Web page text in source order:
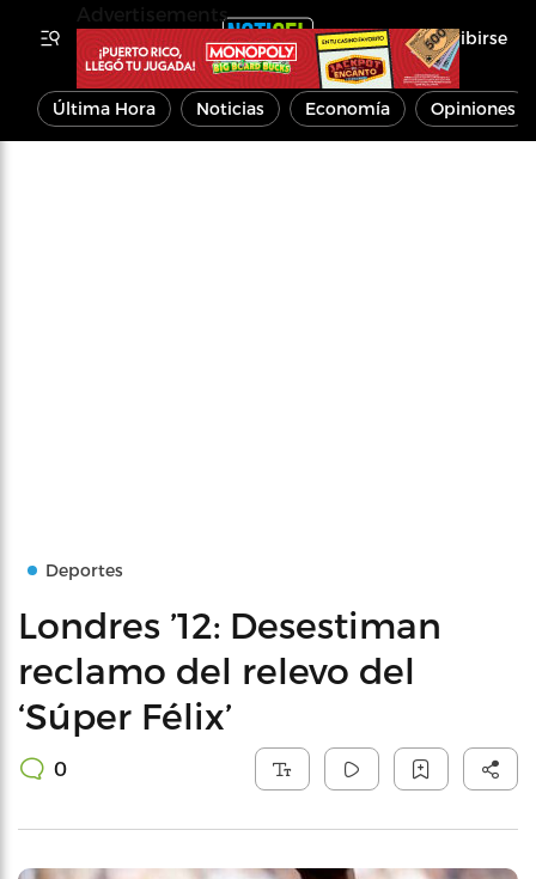
Inscribirse
Última Hora Noticias Economía Opiniones
Deportes
Londres ’12: Desestiman
reclamo del relevo del
‘Súper Félix’
0
Advertisements